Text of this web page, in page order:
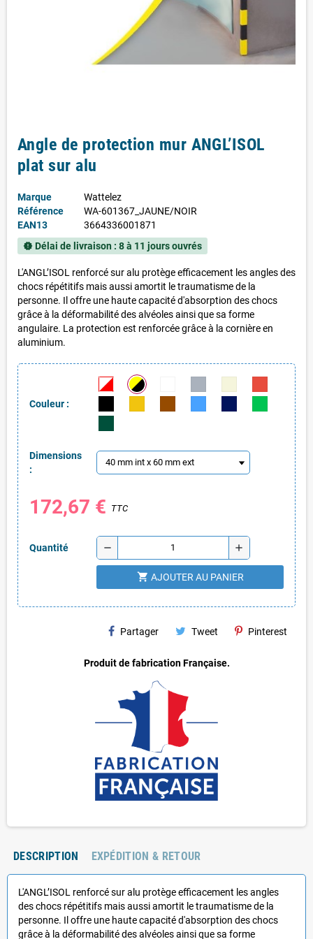
Angle de protection mur ANGL’ISOL
plat sur alu
Marque
Wattelez
Référence
WA-601367_JAUNE/NOIR
EAN13
3664336001871
new_releases Délai de livraison : 8 à 11 jours ouvrés
L'ANGL’ISOL renforcé sur alu protège efficacement les angles des
chocs répétitifs mais aussi amortit le traumatisme de la
personne. Il offre une haute capacité d'absorption des chocs
grâce à la déformabilité des alvéoles ainsi que sa forme
angulaire. La protection est renforcée grâce à la cornière en
aluminium.
Couleur :
Dimensions
:
172,67 € TTC
Quantité remove add
shopping_cart AJOUTER AU PANIER
Partager Tweet Pinterest
Produit de fabrication Française.
DESCRIPTION EXPÉDITION & RETOUR
L'ANGL’ISOL renforcé sur alu protège efficacement les angles
des chocs répétitifs mais aussi amortit le traumatisme de la
personne. Il offre une haute capacité d'absorption des chocs
grâce à la déformabilité des alvéoles ainsi que sa forme